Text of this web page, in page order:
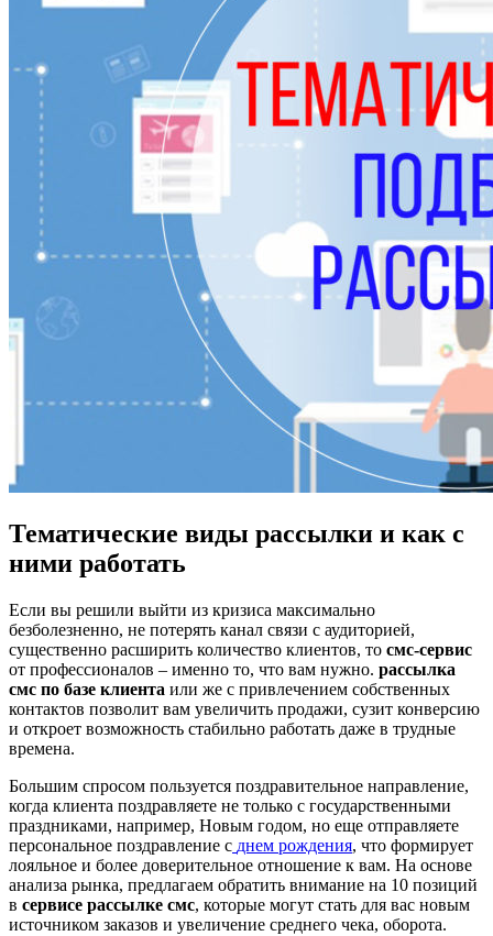
Тематические виды рассылки и как с
ними работать
Если вы решили выйти из кризиса максимально
безболезненно, не потерять канал связи с аудиторией,
существенно расширить количество клиентов, то смс-сервис
от профессионалов – именно то, что вам нужно. рассылка
смс по базе клиента или же с привлечением собственных
контактов позволит вам увеличить продажи, сузит конверсию
и откроет возможность стабильно работать даже в трудные
времена.
Большим спросом пользуется поздравительное направление,
когда клиента поздравляете не только с государственными
праздниками, например, Новым годом, но еще отправляете
персональное поздравление с днем рождения, что формирует
лояльное и более доверительное отношение к вам. На основе
анализа рынка, предлагаем обратить внимание на 10 позиций
в сервисе рассылке смс, которые могут стать для вас новым
источником заказов и увеличение среднего чека, оборота.